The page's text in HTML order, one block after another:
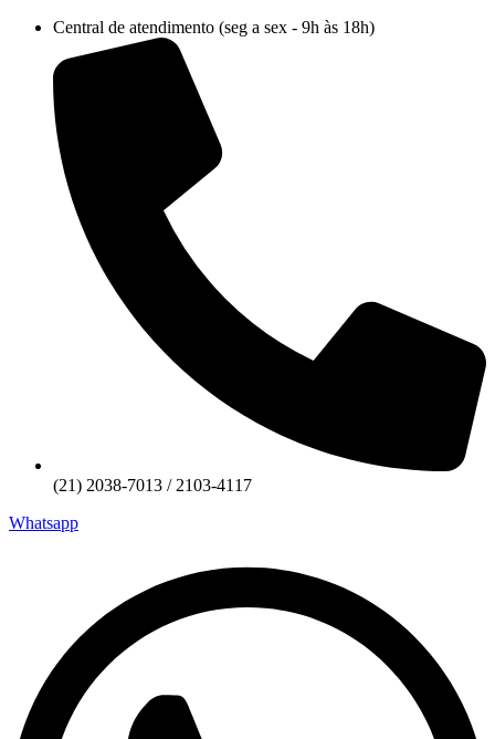
conteúdo
Central de atendimento (seg a sex - 9h às 18h)
(21) 2038-7013 / 2103-4117
Whatsapp